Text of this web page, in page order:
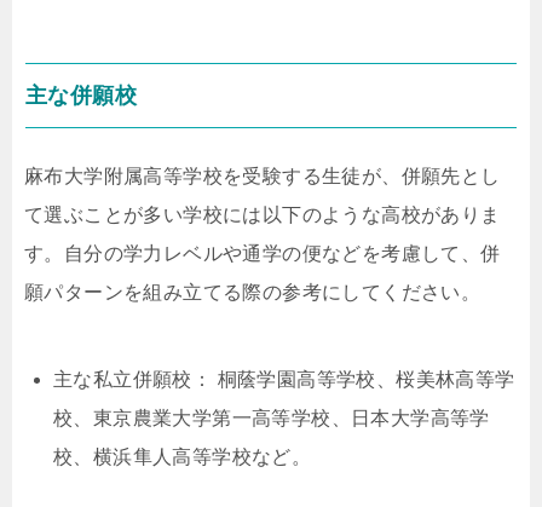
主な併願校
麻布大学附属高等学校を受験する生徒が、併願先とし
て選ぶことが多い学校には以下のような高校がありま
す。自分の学力レベルや通学の便などを考慮して、併
願パターンを組み立てる際の参考にしてください。
主な私立併願校： 桐蔭学園高等学校、桜美林高等学
校、東京農業大学第一高等学校、日本大学高等学
校、横浜隼人高等学校など。